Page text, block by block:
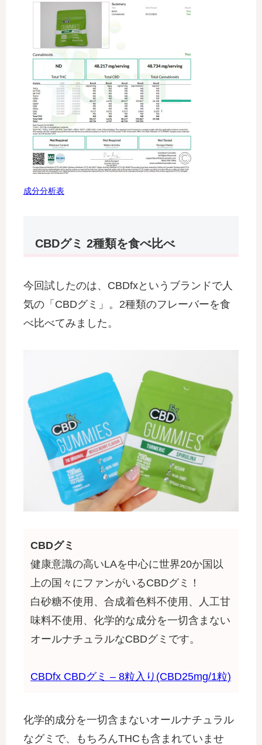
成分分析表
CBDグミ 2種類を食べ比べ
今回試したのは、CBDfxというブランドで人
気の「CBDグミ」。2種類のフレーバーを食
べ比べてみました。
CBDグミ
健康意識の高いLAを中心に世界20か国以
上の国々にファンがいるCBDグミ！
白砂糖不使用、合成着色料不使用、人工甘
味料不使用、化学的な成分を一切含まない
オールナチュラルなCBDグミです。
CBDfx CBDグミ – 8粒入り(CBD25mg/1粒)
化学的成分を一切含まないオールナチュラル
なグミで、もちろんTHCも含まれていませ